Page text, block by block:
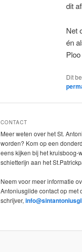
dit
Net
én
Dit
CONTACT
Meer weten over het St.
worden? Kom op een
eens kijken bij het kruisboog-
schietterijn aan het
Neem voor meer informatie
Antoniusgilde contact op met
schrijver,